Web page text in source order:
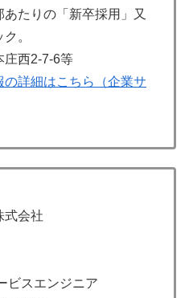
あたりの「新卒採用」又
。
庄西2-7-6等
の詳細はこちら（企業サ
式会社
ビスエンジニア